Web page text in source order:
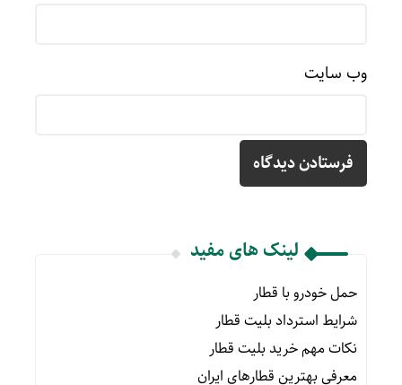
وب‌ سایت
لینک های مفید
حمل خودرو با قطار
شرایط استرداد بلیت قطار
نکات مهم خرید بلیت قطار
معرفی بهترین قطارهای ایران